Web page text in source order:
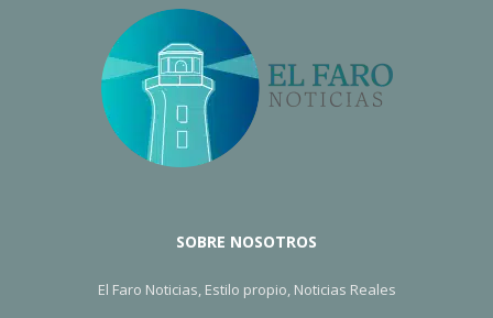
SOBRE NOSOTROS
El Faro Noticias, Estilo propio, Noticias Reales